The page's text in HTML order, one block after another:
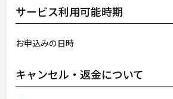
サービス利用可能時期
お申込みの日時
キャンセル・返金について